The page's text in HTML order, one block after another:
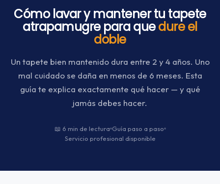
Cómo lavar y mantener tu tapete
atrapamugre para quedure el
doble
Un tapete bien mantenido dura entre 2 y 4 años. Uno
mal cuidado se daña en menos de 6 meses. Esta
guía te explica exactamente qué hacer — y qué
jamás debes hacer.
📖 6 min de lectura Guía paso a paso
Servicio profesional disponible